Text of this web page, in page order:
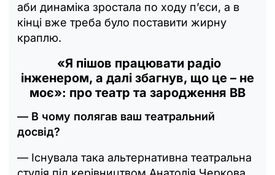
аби динаміка зростала по ходу п’єси, а в
кінці вже треба було поставити жирну
краплю.
«Я пішов працювати радіо
інженером, а далі збагнув, що це – не
моє»: про театр та зародження ВВ
— В чому полягав ваш театральний
досвід?
— Існувала така альтернативна театральна